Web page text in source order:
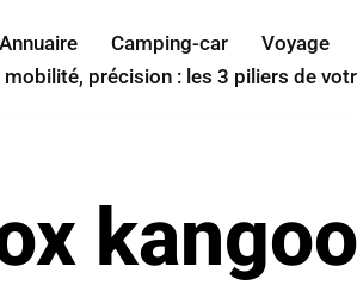
Annuaire Camping-car Voyage
précision : les 3 piliers de